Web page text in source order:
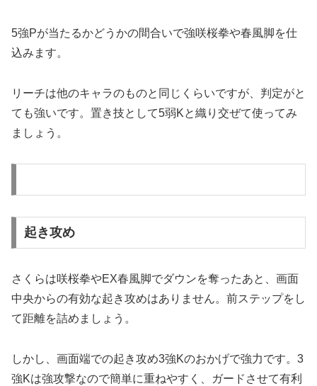
5強Pが当たるかどうかの間合いで強咲桜拳や春風脚を仕
込みます。
リーチは他のキャラのものと同じくらいですが、判定がと
ても強いです。置き技として5弱Kと織り交ぜて使ってみ
ましょう。
起き攻め
さくらは咲桜拳やEX春風脚でダウンを奪ったあと、画面
中央からの有効な起き攻めはありません。前ステップをし
て距離を詰めましょう。
しかし、画面端での起き攻め3強Kのおかげで強力です。3
強Kは強攻撃なので簡単に重ねやすく、ガードさせて有利